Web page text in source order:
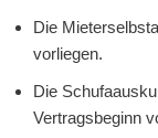
Die
vorliegen.
Die
Vertragsbeginn